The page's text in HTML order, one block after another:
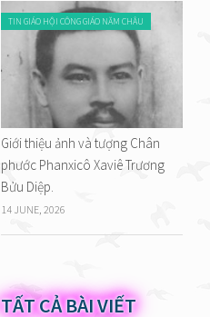
TIN GIÁO HỘI CÔNG GIÁO NĂM CHÂU
Giới thiệu ảnh và tượng Chân
phước Phanxicô Xaviê Trương
Bửu Diệp.
14 JUNE, 2026
TẤT CẢ BÀI VIẾT